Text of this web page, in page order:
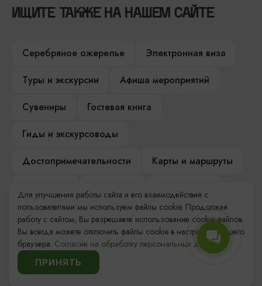
ИЩИТЕ ТАКЖЕ НА НАШЕМ САЙТЕ
Серебряное ожерелье
Электронная виза
Туры и экскурсии
Афиша мероприятий
Сувениры
Гостевая книга
Гиды и экскурсоводы
Достопримечательности
Карты и маршруты
Компас Балтийской кухни
Настоящий Калининградец
Музеи
Для улучшения работы сайта и его взаимодействия с
пользователями мы используем файлы cookie. Продолжая
работу с сайтом, Вы разрешаете использование cookie-файлов.
Вы всегда можете отключить файлы cookie в настройках Вашего
браузера. Согласие на обработку персональных данных.
ПРИНЯТЬ